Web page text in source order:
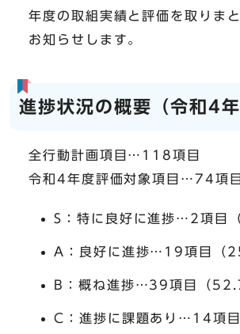
年度の取組実績と評価を取りま
お知らせします。
進捗状況の概要（令和4年
全行動計画項目…118項目
令和4年度評価対象項目…74項目
S：特に良好に進捗…2項目
A：良好に進捗…19項目（
B：概ね進捗…39項目（
C：進捗に課題あり…14項